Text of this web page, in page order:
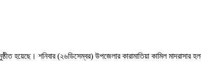
হয়েছে। শনিবার (২৬ডিসেম্বর) উপজেলার কারামাতিয়া কামিল